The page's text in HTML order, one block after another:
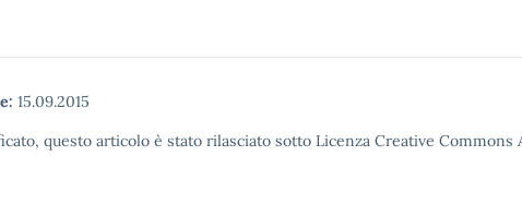
15.09.2015
questo articolo è stato rilasciato sotto Licenza Creative Commons